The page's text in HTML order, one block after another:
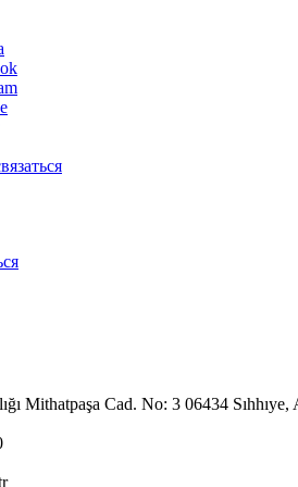
Mithatpaşa Cad. No: 3 06434 Sıhhıye,